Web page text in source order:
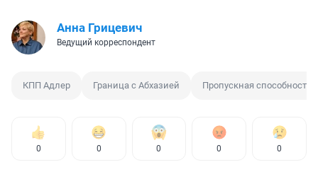
Анна Грицевич
Ведущий корреспондент
КПП Адлер Граница с Абхазией Пропускная способность
0 0 0 0 0